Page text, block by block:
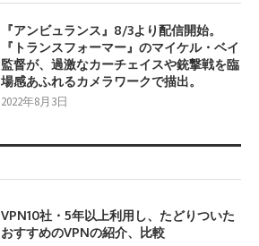
『アンビュランス』8/3より配信開始。
『トランスフォーマー』のマイケル・ベイ
監督が、過激なカーチェイスや銃撃戦を臨
場感あふれるカメラワークで描出。
2022年8月3日
VPN10社・5年以上利用し、たどりついた
おすすめのVPNの紹介、比較